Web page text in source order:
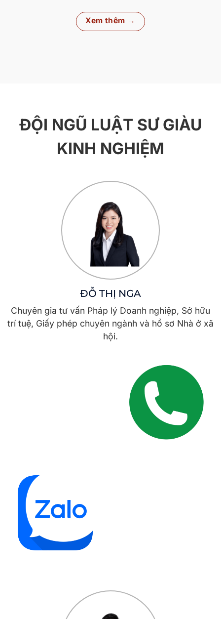
Xem thêm →
ĐỘI NGŨ LUẬT SƯ GIÀU
KINH NGHIỆM
ĐỖ THỊ NGA
Chuyên gia tư vấn Pháp lý Doanh nghiệp, Sở hữu
trí tuệ, Giấy phép chuyên ngành và hồ sơ Nhà ở xã
hội.